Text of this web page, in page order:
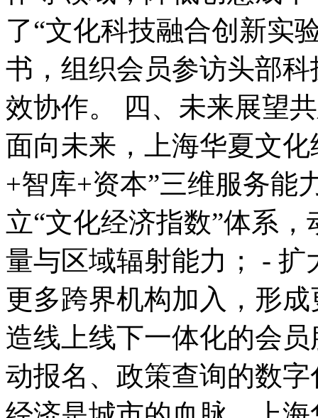
了“文化科技融合创新实
书，组织会员参访头部
效协作。 四、未来展望
面向未来，上海华夏文
+智库+资本”三维服务能
立“文化经济指数”体系
量与区域辐射能力； - 扩
更多跨界机构加入，形
造线上线下一体化的会
动报名、政策查询的数